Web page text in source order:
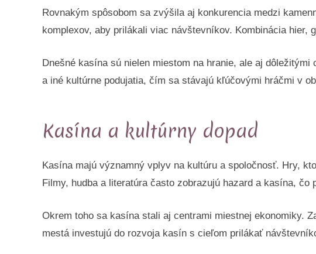
Rovnakým spôsobom sa zvýšila aj konkurencia medzi
komplexov, aby prilákali viac návštevníkov. Kombinácia
Dnešné kasína sú nielen miestom na hranie, ale aj
a iné kultúrne podujatia, čím sa stávajú kľúčovými hráčmi v
Kasína a kultúrny dopad
Kasína majú významný vplyv na kultúru a spoločnosť. Hry,
Filmy, hudba a literatúra často zobrazujú hazard a kasína,
Okrem toho sa kasína stali aj centrami miestnej ekonomiky.
mestá investujú do rozvoja kasín s cieľom prilákať